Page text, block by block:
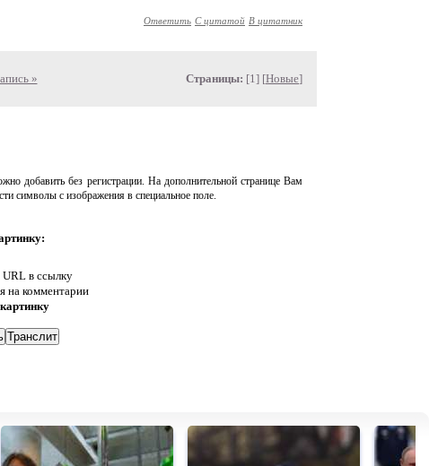
Ответить С цитатой В цитатник
» Страницы: [1] [Новые]
добавить без регистрации. На дополнительной странице Вам
символы с изображения в специальное поле.
в ссылку
на комментарии